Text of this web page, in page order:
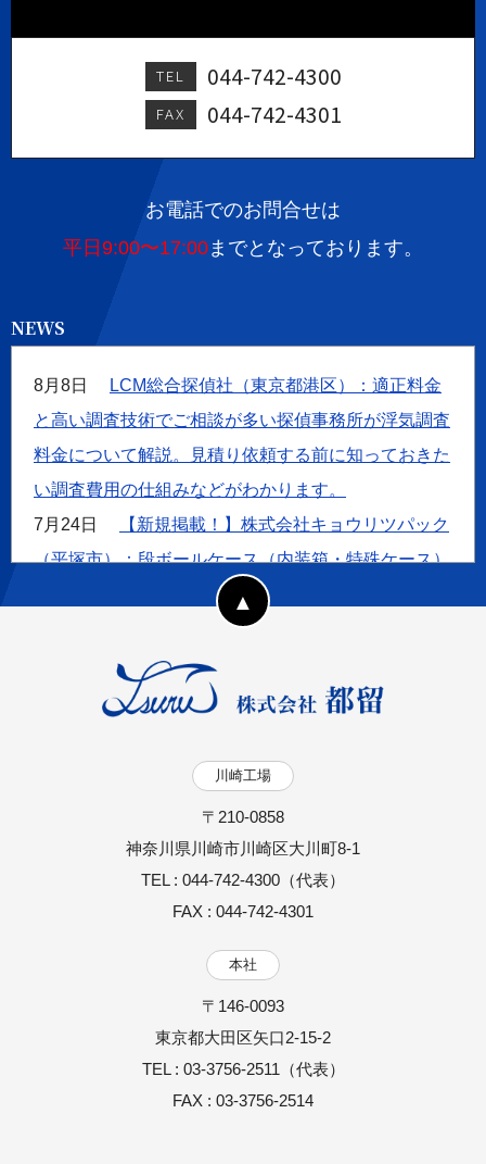
TEL 044-742-4300
FAX 044-742-4301
お電話でのお問合せは
平日9:00〜17:00までとなっております。
NEWS
8月8日
LCM総合探偵社（東京都港区）：適正料金
と高い調査技術でご相談が多い探偵事務所が浮気調査
料金について解説。見積り依頼する前に知っておきた
い調査費用の仕組みなどがわかります。
7月24日
【新規掲載！】株式会社キョウリツパック
（平塚市）：段ボールケース（内装箱・特殊ケース）
をオーダーメイドで製造。商品の形状や用途に合わせ
た設計から製造まで一貫対応。
7月22日【新規掲載！】ハイズ 耐震改修・リノベ
ーションの相談所（富山市）：耐震診断・耐震設計・
紹介。性能向上・省エネ・建て替えのご相談にも対応
【リニューアル】株式会社Ringing（横浜
市）：クラウドPBX・Asterisk対応のソフトフォン&
チャット統合型の法人向けIP電話アプリ
屋市）：電気業界への就職・転職に特化した電工ナビ
【関東版】なら、電気工事士として働きたいという求
職者に的確に出会うことができます。
【新規掲載！】株式会社カーテン・じゅう
川崎工場
〒210-0858
神奈川県川崎市川崎区大川町8-1
TEL : 044-742-4300（代表）
FAX : 044-742-4301
本社
〒146-0093
東京都大田区矢口2-15-2
TEL : 03-3756-2511（代表）
FAX : 03-3756-2514